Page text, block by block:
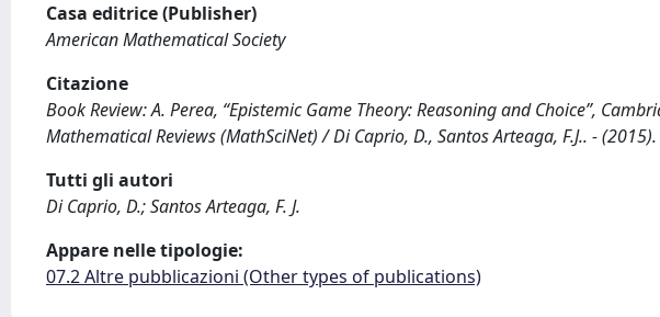
Casa editrice (Publisher)
American Mathematical Society
Citazione
Book Review: A. Perea, “Epistemic Game Theory: Reasoning and Choice”,
Mathematical Reviews (MathSciNet) / Di Caprio, D., Santos Arteaga, F.J.. - (2015).
Tutti gli autori
Di Caprio, D.; Santos Arteaga, F. J.
Appare nelle tipologie:
07.2 Altre pubblicazioni (Other types of publications)